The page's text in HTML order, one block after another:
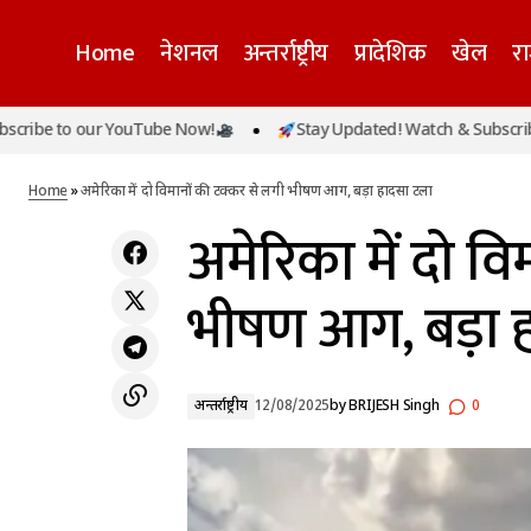
Home नेशनल अन्तर्राष्ट्रीय प्रादेशिक खेल
बिहार मतदाता सूची संशोधन पर आज सुप्रीम कोर्ट में
our YouTube Now! Stay Updated! Watch & Subscribe to
Home»अमेरिका में दो विमानों की टक्कर से लगी भीषण आग, बड़ा हादसा टला
अमेरिका में दो
भीषण आग, बड़ा
अन्तर्राष्ट्रीय 12/08/2025byBRIJESH Singh 0